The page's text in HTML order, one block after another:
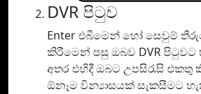
DVR පිටුව
Enter එබීමෙන් හෝ සෙවුම්
කිරීමෙන් පසු ඔබව DVR
අතර එහිදී ඔබට උපසිරැසි එකතු
ඕනෑම වින්‍යාසයක් සැකසීමට